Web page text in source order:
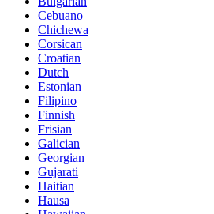
Cebuano
Chichewa
Corsican
Croatian
Dutch
Estonian
Filipino
Finnish
Frisian
Galician
Georgian
Gujarati
Haitian
Hausa